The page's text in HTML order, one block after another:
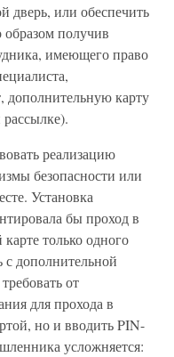
дверь, или обеспечить
образом получив
имеющего право
дополнительную карту
реализацию
безопасности или
Установка
бы проход в
только одного
с дополнительной
от
для прохода в
но и вводить PIN-
усложняется: